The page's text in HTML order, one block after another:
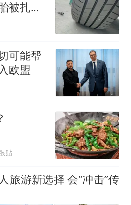
被扎，
高达千
可能帮
欧盟
贴
旅游新选择 会“冲击”传